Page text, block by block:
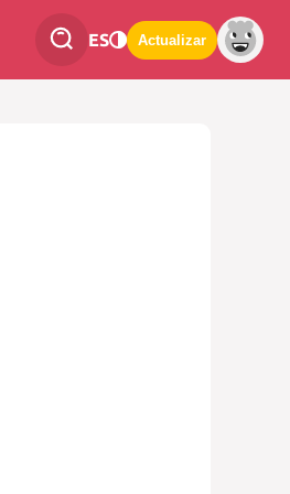
ES Actualizar